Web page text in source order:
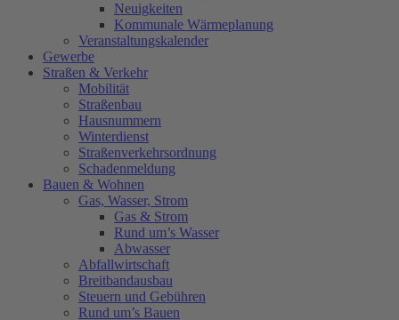
Neuigkeiten
Kommunale Wärmeplanung
Veranstaltungskalender
Gewerbe
Straßen & Verkehr
Mobilität
Straßenbau
Hausnummern
Winterdienst
Straßenverkehrsordnung
Schadenmeldung
Bauen & Wohnen
Gas, Wasser, Strom
Gas & Strom
Rund um’s Wasser
Abwasser
Abfallwirtschaft
Breitbandausbau
Steuern und Gebühren
Rund um’s Bauen